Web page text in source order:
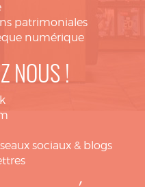
patrimoniales
numérique
NOUS !
sociaux & blogs